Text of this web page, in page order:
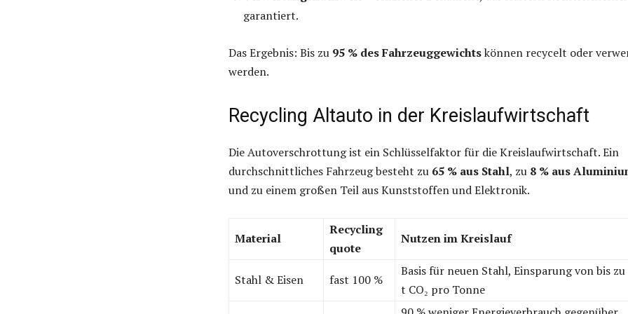
garantiert.
Das Ergebnis: Bis zu 95 % des Fahrzeuggewichtskönnen recycelt oder
werden.
Recycling Altauto in der Kreislaufwirtschaft
Die Autoverschrottung ist ein Schlüsselfaktor für die Kreislaufwirtschaft. Ein
durchschnittliches Fahrzeug besteht zu 65 % aus Stahl, zu 8 % aus
und zu einem großen Teil aus Kunststoffen und Elektronik.
Material
Recycling
quote
Nutzen im Kreislauf
Stahl & Eisen fast 100 %
Basis für neuen Stahl, Einsparung von bis zu
t CO₂ pro Tonne